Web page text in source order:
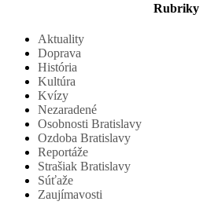
Rubriky
Aktuality
Doprava
História
Kultúra
Kvízy
Nezaradené
Osobnosti Bratislavy
Ozdoba Bratislavy
Reportáže
Strašiak Bratislavy
Súťaže
Zaujímavosti